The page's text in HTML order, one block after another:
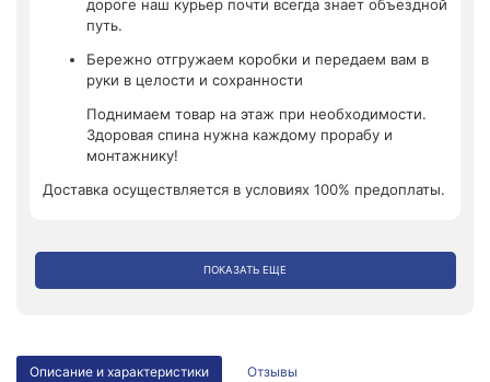
дороге наш курьер почти всегда знает объездной
путь.
Бережно отгружаем коробки и передаем вам в
руки в целости и сохранности
Поднимаем товар на этаж при необходимости.
Здоровая спина нужна каждому прорабу и
монтажнику!
Доставка осуществляется в условиях 100% предоплаты.
ПОКАЗАТЬ ЕЩЕ
Описание и характеристики Отзывы